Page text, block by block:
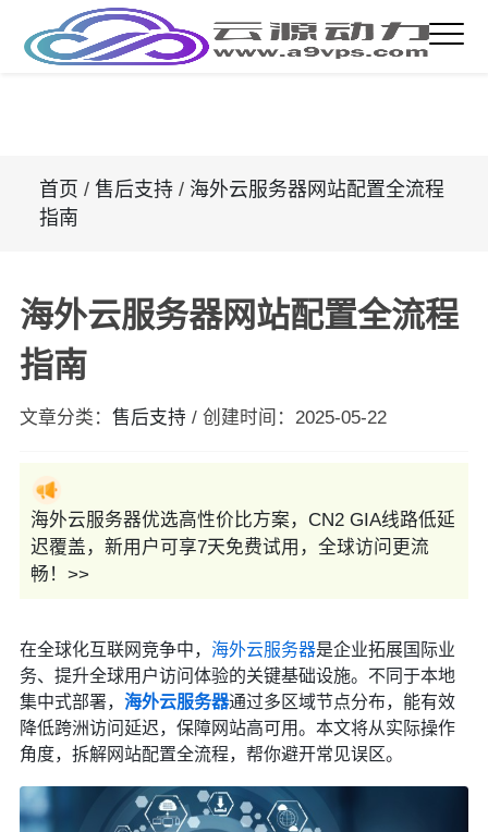
首页 / 售后支持/ 海外云服务器网站配置全流程
指南
海外云服务器网站配置全流程
指南
文章分类： 售后支持 / 创建时间： 2025-05-22
海外云服务器优选高性价比方案，CN2 GIA线路低延
迟覆盖，新用户可享7天免费试用，全球访问更流
畅！>>
在全球化互联网竞争中， 海外云服务器是企业拓展国际业
务、提升全球用户访问体验的关键基础设施。不同于本地
集中式部署， 海外云服务器通过多区域节点分布，能有效
降低跨洲访问延迟，保障网站高可用。本文将从实际操作
角度，拆解网站配置全流程，帮你避开常见误区。